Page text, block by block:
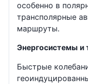
особенно в
трансполярные
маршруты.
Энергосистемы и
Быстрые